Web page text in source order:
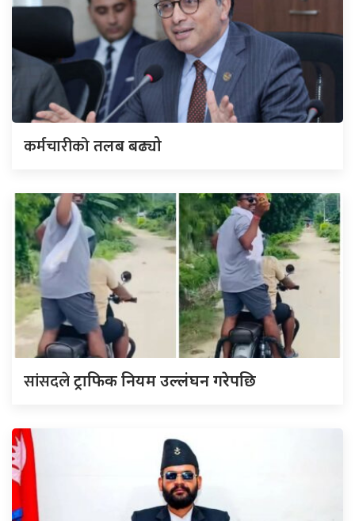
कर्मचारीकोतलब बढ्यो
सांसदलेट्राफिक नियम उल्लंघन गरेपछि